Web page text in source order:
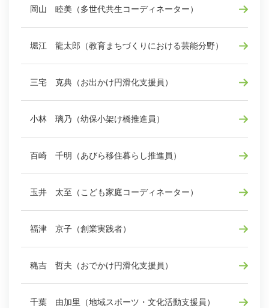
岡山 睦美（多世代共生コーディネーター）
堀江 龍太郎（教育まちづくりにおける芸能分野）
三宅 克典（お出かけ円滑化支援員）
小林 璃乃（幼保小架け橋推進員）
百崎 千明（あびら移住暮らし推進員）
玉井 太至（こども家庭コーディネーター）
福津 京子（創業実践者）
穐吉 哲夫（おでかけ円滑化支援員）
千葉 由加里（地域スポーツ・文化活動支援員）